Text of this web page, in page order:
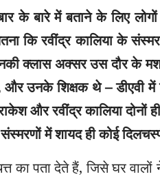
के बारे में बताने के लिए
कि रवींद्र कालिया के
क्लास अक्सर उस दौर के
उनके शिक्षक थे – डीएवी में
और रवींद्र कालिया दोनों
में शायद ही कोई
पता देते हैं, जिसे घर वालों ने